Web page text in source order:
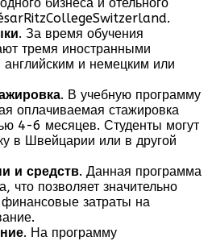
. За время обучения
тремя иностранными
и немецким или
. В учебную программу
оплачиваемая стажировка
4-6 месяцев. Студенты могут
в Швейцарии или в другой
и средств. Данная программа
что позволяет значительно
затраты на
. На программу